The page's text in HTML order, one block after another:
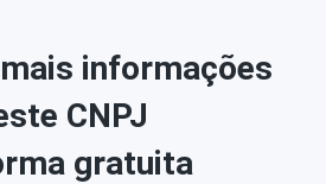
mais informações
CNPJ
gratuita